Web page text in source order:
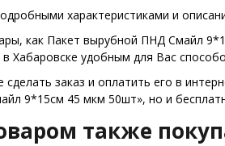
характеристиками и
как Пакет вырубной ПНД Смайл
Хабаровске удобным для Вас
заказ и оплатить его в
9*15см 45 мкм 50шт», но и
также